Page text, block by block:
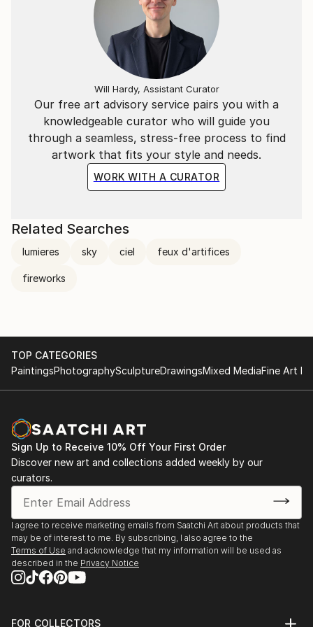
Je travail donc par cycles ( ou séries ) en abordant le
thème du portrait, du corps ( en mouvement avec le
sport ), du paysage et des objets/constructions.
Mes sources d'inspiration peuvent être des images
que je trouvent dans des magasines, sur des sites
internet ou même dans des films.
Our free art advisory service pairs you with a
knowledgeable curator who will guide you
through a seamless, stress-free process to find
artwork that fits your style and needs.
WORK WITH A CURATOR
Will Hardy, Assistant Curator
Related Searches
lumieres sky ciel feux d'artifices
fireworks
TOP CATEGORIES
PaintingsPhotographySculptureDrawingsMixed MediaFine Art
Sign Up to Receive 10% Off Your First Order
Discover new art and collections added weekly by our
curators.
I agree to receive marketing emails from Saatchi Art about products that
may be of interest to me. By subscribing, I also agree to the
Terms of Use and acknowledge that my information will be used as
described in the Privacy Notice
FOR COLLECTORS